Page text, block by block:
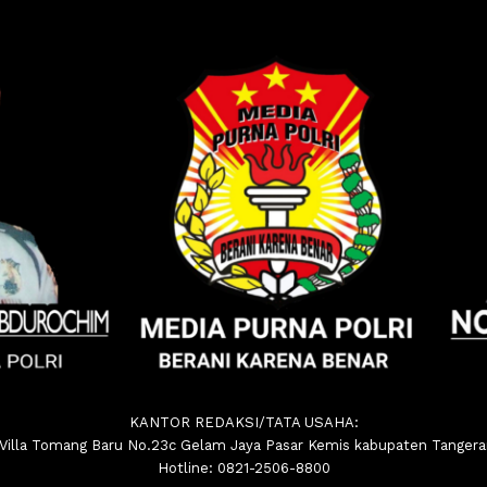
KANTOR REDAKSI/TATA USAHA:
Tomang Baru No.23c Gelam Jaya Pasar Kemis kabupaten
Hotline: 0821-2506-8800